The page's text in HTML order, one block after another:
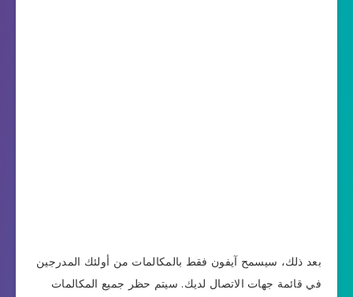
بعد ذلك، سيسمح آيفون فقط بالمكالمات من أولئك المدرجين
في قائمة جهات الاتصال لديك. سيتم حظر جميع المكالمات